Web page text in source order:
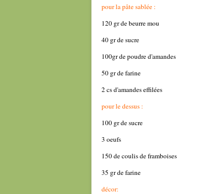
pour la pâte sablée :
120 gr de beurre mou
40 gr de sucre
100gr de poudre d'amandes
50 gr de farine
2 cs d'amandes effilées
pour le dessus :
100 gr de sucre
3 oeufs
150 de coulis de framboises
35 gr de farine
décor: